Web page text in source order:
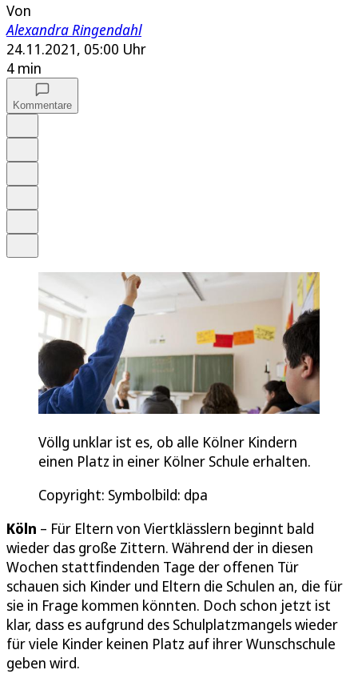
Von
Alexandra Ringendahl
24.11.2021, 05:00 Uhr
4 min
Kommentare
Völlg unklar ist es, ob alle Kölner Kindern
einen Platz in einer Kölner Schule erhalten.
Copyright: Symbolbild: dpa
Köln – Für Eltern von Viertklässlern beginnt bald
wieder das große Zittern. Während der in diesen
Wochen stattfindenden Tage der offenen Tür
schauen sich Kinder und Eltern die Schulen an, die für
sie in Frage kommen könnten. Doch schon jetzt ist
klar, dass es aufgrund des Schulplatzmangels wieder
für viele Kinder keinen Platz auf ihrer Wunschschule
geben wird.